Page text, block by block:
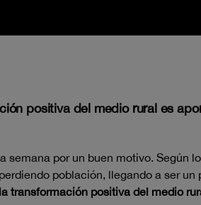
positiva del medio rural es
semana por un buen motivo. Según
población, llegando a ser
transformación positiva del medio